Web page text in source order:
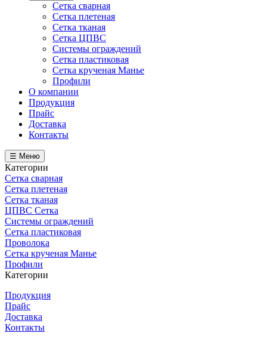
Сетка сварная
Сетка плетеная
Сетка тканая
Сетка ЦПВС
Системы ограждений
Сетка пластиковая
Сетка крученая Манье
Профили
О компании
Продукция
Прайс
Доставка
Контакты
☰ Меню
Категории
Сетка сварная
Сетка плетеная
Сетка тканая
ЦПВС Сетка
Системы ограждений
Сетка пластиковая
Проволока
Сетка крученая Манье
Профили
Категории
Продукция
Прайс
Доставка
Контакты